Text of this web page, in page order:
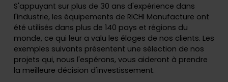
S'appuyant sur plus de 30 ans d'expérience dans
l'industrie, les équipements de RICHI Manufacture ont
été utilisés dans plus de 140 pays et régions du
monde, ce qui leur a valu les éloges de nos clients. Les
exemples suivants présentent une sélection de nos
projets qui, nous l'espérons, vous aideront à prendre
la meilleure décision d'investissement.